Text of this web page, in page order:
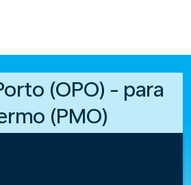
(OPO) - para
(PMO)